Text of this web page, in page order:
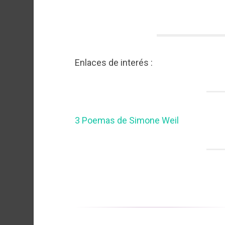
Enlaces de interés :
3 Poemas de Simone Weil